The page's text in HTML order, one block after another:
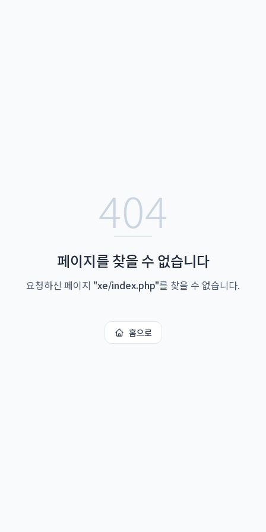
404
페이지를 찾을 수 없습니다
요청하신 페이지 "xe/index.php"를 찾을 수 없습니다.
홈으로